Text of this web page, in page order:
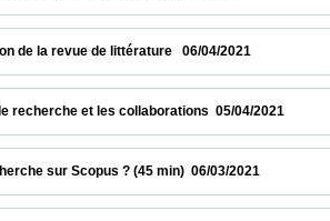
de la revue de littérature   06/04/
de recherche et les collaborations  05/
sur Scopus ? (45 min)  06/03/